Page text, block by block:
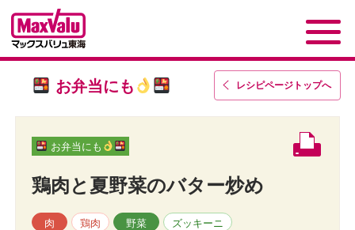
レシピページトップへ
お弁当にも
お弁当にも
鶏肉と夏野菜のバター炒め
肉 鶏肉 野菜 ズッキーニ